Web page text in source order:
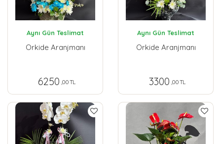
Aynı Gün Teslimat
Orkide Aranjmanı
6250 ,00 TL
Aynı Gün Teslimat
Orkide Aranjmanı
3300 ,00 TL